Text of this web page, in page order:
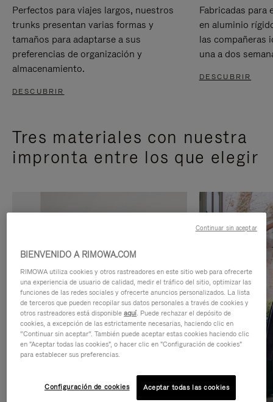
Perfectos para viajes largos, nuestros
trunks presentan varias formas y
tamaños para adaptarse a sus
preferencias de organización y
almacenamiento.
DESCUBRIR
Fabricadas para
en aluminio
las compañeras
una a dos
DESCUBRIR
Tres materiales con nuestra
impronta entre los que elegir
BIENVENIDO A RIMOWA.COM
RIMOWA utiliza cookies y otros rastreadores en este sitio web para ofrecerte
una experiencia de usuario de calidad, medir el tráfico del sitio, optimizar las
funciones de las redes sociales y ofrecerte anuncios personalizados. La lista
de terceros que pueden recopilar sus datos personales a través de cookies y
otros rastreadores está disponibleaquí. Puede rechazar el depósito de
cookies, a excepción de las estrictamente necesarias, haciendo clic en
“Continuar sin aceptar”. También puede aceptar estas cookies haciendo clic
en "Aceptar todas las cookies", o hacer clic en "Configuración de cookies"
para establecer sus preferencias.
Configuración de cookies Aceptar todas las cookies
Continuar sin aceptar